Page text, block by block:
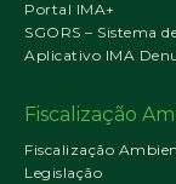
Portal IMA+
SGORS – Sistema
Aplicativo IMA
Fiscalização
Fiscalização
Legislação